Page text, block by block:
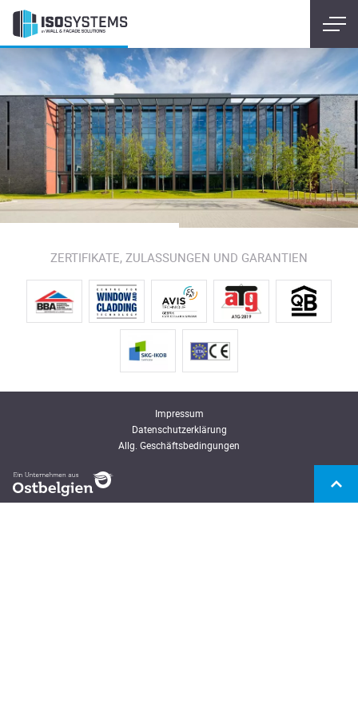
ZERTIFIKATE, ZULASSUNGEN UND GARANTIEN
Impressum
Datenschutzerklärung
Allg. Geschäftsbedingungen